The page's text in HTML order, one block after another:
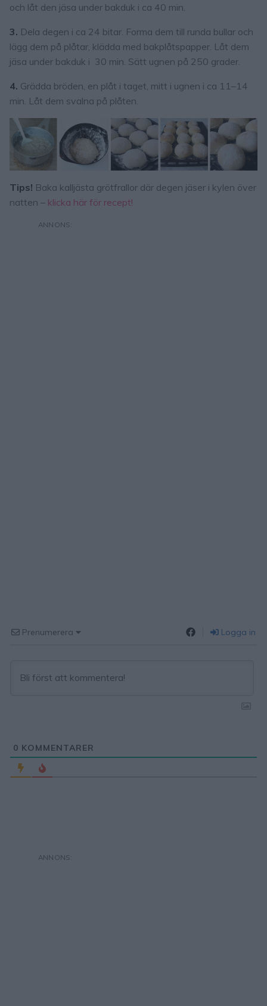
och låt den jäsa under bakduk i ca 40 min.
3. Dela degen i ca 24 bitar. Forma dem till runda bullar och
lägg dem på plåtar, klädda med bakplåtspapper. Låt dem
jäsa under bakduk i 30 min. Sätt ugnen på 250 grader.
4. Grädda bröden, en plåt i taget, mitt i ugnen i ca 11–14
min. Låt dem svalna på plåten.
Tips! Baka kalljästa grötfrallor där degen jäser i kylen över
natten – klicka här för recept!
Prenumerera Logga in
0 KOMMENTARER